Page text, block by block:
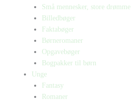
Små mennesker, store drømme
Billedbøger
Faktabøger
Børneromaner
Opgavebøger
Bogpakker til børn
Unge
Fantasy
Romaner